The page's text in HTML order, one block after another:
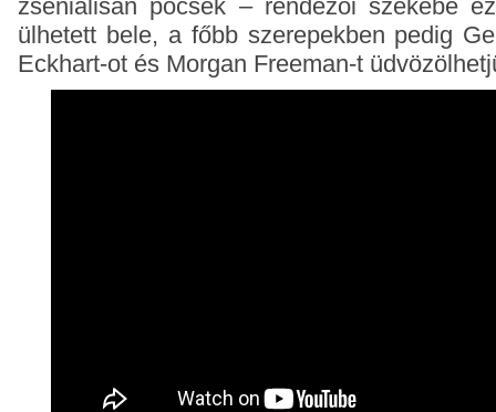
zseniálisan pocsék – rendezői székébe
ülhetett bele, a főbb szerepekben pedig
Eckhart-ot és Morgan Freeman-t